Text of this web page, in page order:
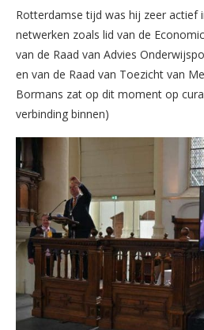
Rotterdamse tijd was hij zeer actief
netwerken zoals lid van de
van de Raad van Advies
en van de Raad van Toezicht van
Bormans zat op dit moment op
verbinding binnen)